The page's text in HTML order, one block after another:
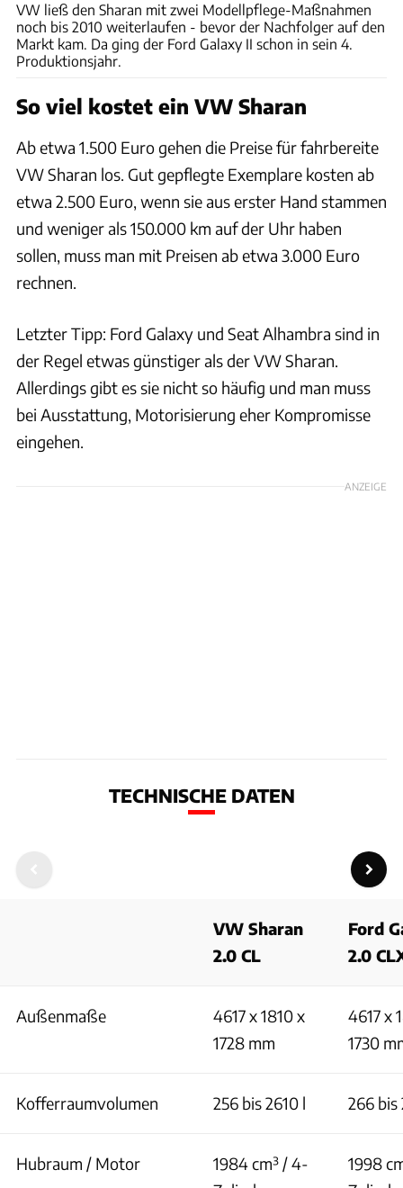
VW ließ den Sharan mit zwei Modellpflege-Maßnahmen
noch bis 2010 weiterlaufen - bevor der Nachfolger auf den
Markt kam. Da ging der Ford Galaxy II schon in sein 4.
Produktionsjahr.
So viel kostet ein VW Sharan
Ab etwa 1.500 Euro gehen die Preise für fahrbereite
VW Sharan los. Gut gepflegte Exemplare kosten ab
etwa 2.500 Euro, wenn sie aus erster Hand stammen
und weniger als 150.000 km auf der Uhr haben
sollen, muss man mit Preisen ab etwa 3.000 Euro
rechnen.
Letzter Tipp: Ford Galaxy und Seat Alhambra sind in
der Regel etwas günstiger als der VW Sharan.
Allerdings gibt es sie nicht so häufig und man muss
bei Ausstattung, Motorisierung eher Kompromisse
eingehen.
ANZEIGE
TECHNISCHE DATEN
VW Sharan
2.0 CL
Ford
2.0
Außenmaße
4617 x 1810 x
1728 mm
4617 x
1730
Kofferraumvolumen 256 bis 2610 l 266 bis
Hubraum / Motor
1984 cm³ / 4-
1998